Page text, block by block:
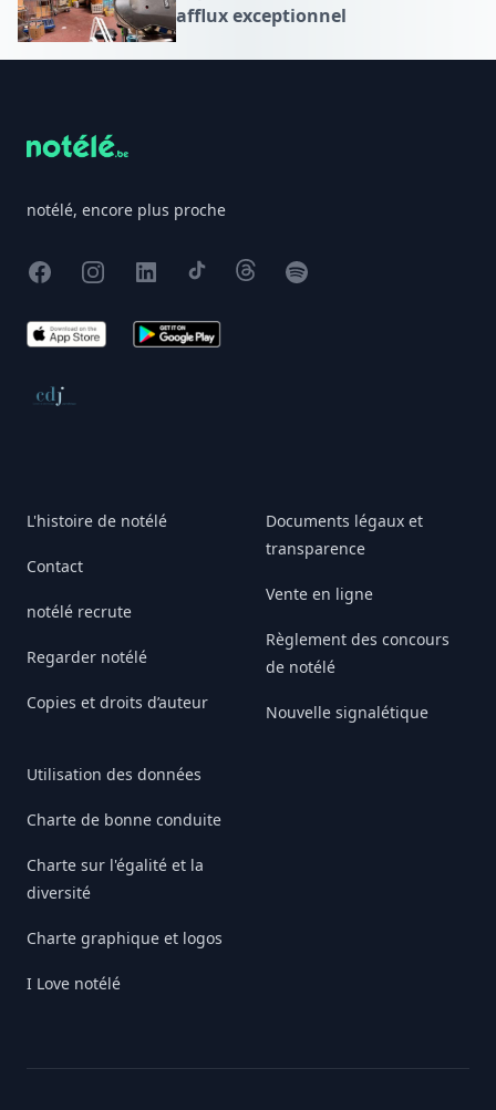
afflux exceptionnel
notélé, encore plus proche
FacebookInstagram
X TikTokThreadsSpotify
App Store Google Play
Conseil de déontologie journalistique
L'histoire de notélé
Contact
notélé recrute
Regarder notélé
Copies et droits d’auteur
Utilisation des données
Charte de bonne conduite
Charte sur l'égalité et la
diversité
Charte graphique et logos
I Love notélé
Documents légaux et
transparence
Vente en ligne
Règlement des concours
de notélé
Nouvelle signalétique